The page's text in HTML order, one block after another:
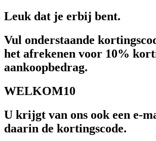
Leuk dat je erbij bent.
Vul onderstaande
het afrekenen voor 10%
aankoopbedrag.
WELKOM10
U krijgt van ons ook een e-
daarin de kortingscode.